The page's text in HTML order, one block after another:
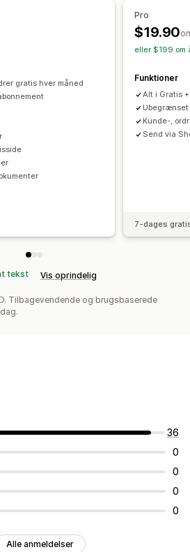
Fakturanumre
Skabeloner
af mail
nummerering
gratis hver måned
Pro
$19.90
eller $199 om
Funktioner
Alt i Gratis +
Kunde-,
Send via
7-dages
tekst Vis oprindelig
Tilbagevendende og brugsbaserede
36
0
0
0
0
Alle anmeldelser